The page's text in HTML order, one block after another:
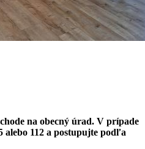
na obecný úrad. V prípade
alebo 112 a postupujte podľa